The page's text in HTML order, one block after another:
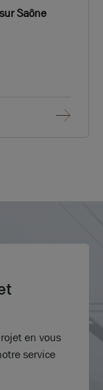
Saône
en vous
service